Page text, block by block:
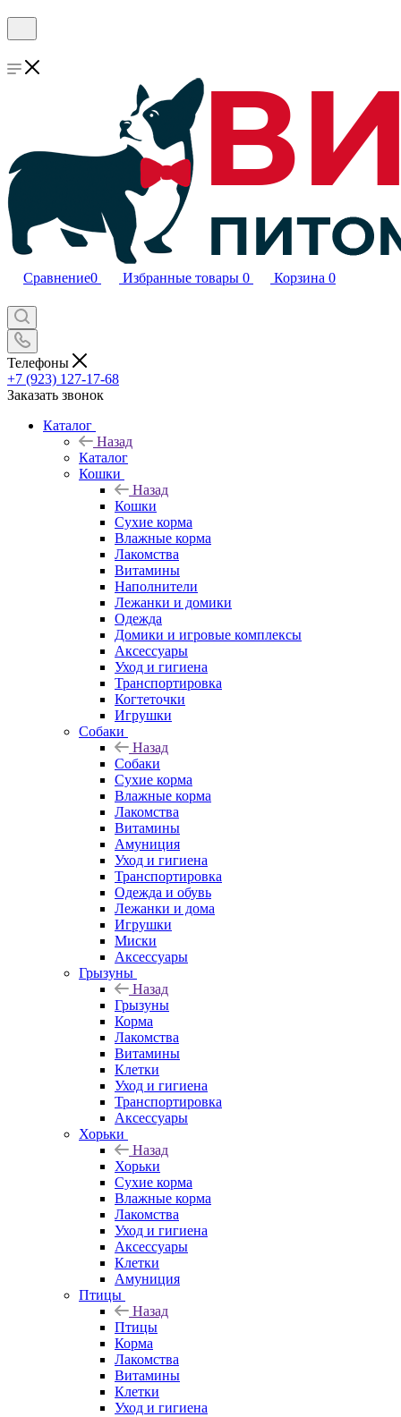
Сравнение0 Избранные товары 0 Корзина 0
Телефоны
+7 (923) 127-17-68
Заказать звонок
Каталог
Назад
Каталог
Кошки
Назад
Кошки
Сухие корма
Влажные корма
Лакомства
Витамины
Наполнители
Лежанки и домики
Одежда
Домики и игровые комплексы
Аксессуары
Уход и гигиена
Транспортировка
Когтеточки
Игрушки
Собаки
Назад
Собаки
Сухие корма
Влажные корма
Лакомства
Витамины
Амуниция
Уход и гигиена
Транспортировка
Одежда и обувь
Лежанки и дома
Игрушки
Миски
Аксессуары
Грызуны
Назад
Грызуны
Корма
Лакомства
Витамины
Клетки
Уход и гигиена
Транспортировка
Аксессуары
Хорьки
Назад
Хорьки
Сухие корма
Влажные корма
Лакомства
Уход и гигиена
Аксессуары
Клетки
Амуниция
Птицы
Назад
Птицы
Корма
Лакомства
Витамины
Клетки
Уход и гигиена